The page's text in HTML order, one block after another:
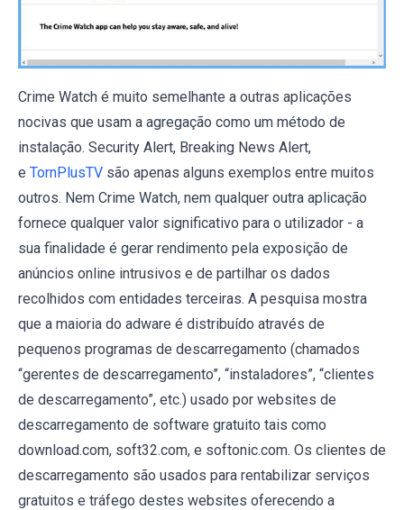
Crime Watch é muito semelhante a outras aplicações
nocivas que usam a agregação como um método de
instalação. Security Alert, Breaking News Alert,
e TornPlusTV são apenas alguns exemplos entre muitos
outros. Nem Crime Watch, nem qualquer outra aplicação
fornece qualquer valor significativo para o utilizador - a
sua finalidade é gerar rendimento pela exposição de
anúncios online intrusivos e de partilhar os dados
recolhidos com entidades terceiras. A pesquisa mostra
que a maioria do adware é distribuído através de
pequenos programas de descarregamento (chamados
“gerentes de descarregamento”, “instaladores”, “clientes
de descarregamento”, etc.) usado por websites de
descarregamento de software gratuito tais como
download.com, soft32.com, e softonic.com. Os clientes de
descarregamento são usados para rentabilizar serviços
gratuitos e tráfego destes websites oferecendo a